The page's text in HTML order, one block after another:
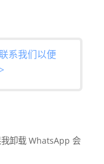
系我们以便
卸载 WhatsApp 会